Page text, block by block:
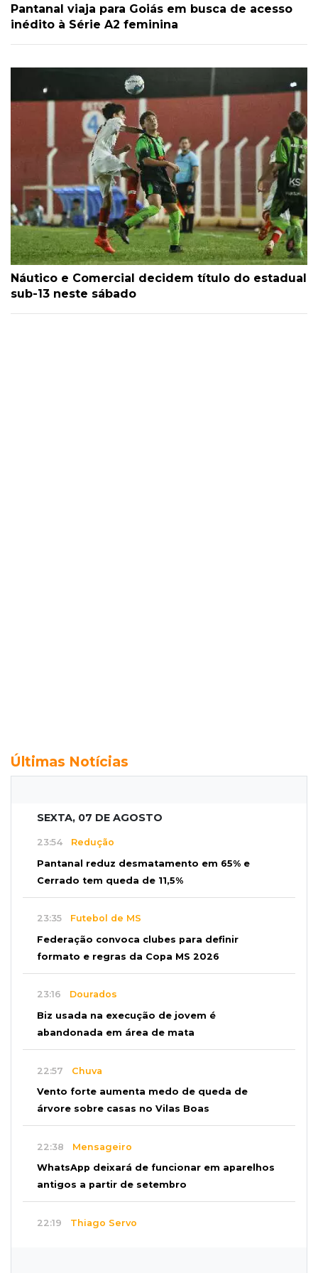
Pantanal viaja para Goiás em busca de acesso
inédito à Série A2 feminina
Náutico e Comercial decidem título do estadual
sub-13 neste sábado
Últimas Notícias
SEXTA, 07 DE AGOSTO
23:54 Redução
Pantanal reduz desmatamento em 65% e
Cerrado tem queda de 11,5%
23:35 Futebol de MS
Federação convoca clubes para definir
formato e regras da Copa MS 2026
23:16 Dourados
Biz usada na execução de jovem é
abandonada em área de mata
22:57 Chuva
Vento forte aumenta medo de queda de
árvore sobre casas no Vilas Boas
22:38 Mensageiro
WhatsApp deixará de funcionar em aparelhos
antigos a partir de setembro
22:19 Thiago Servo